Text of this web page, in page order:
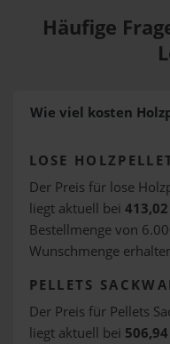
Häufige
Wie viel kosten
LOSE
Der Preis für lose
liegt aktuell bei
Bestellmenge von
Wunschmenge
PELLETS
Der Preis für Pellets
liegt aktuell bei